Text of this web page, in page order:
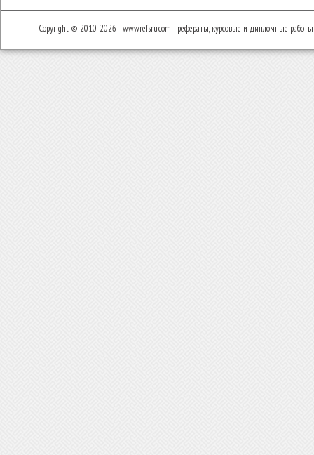
Copyright © 2010-2026 - www.refsru.com - рефераты, курсовые и дипломные работы